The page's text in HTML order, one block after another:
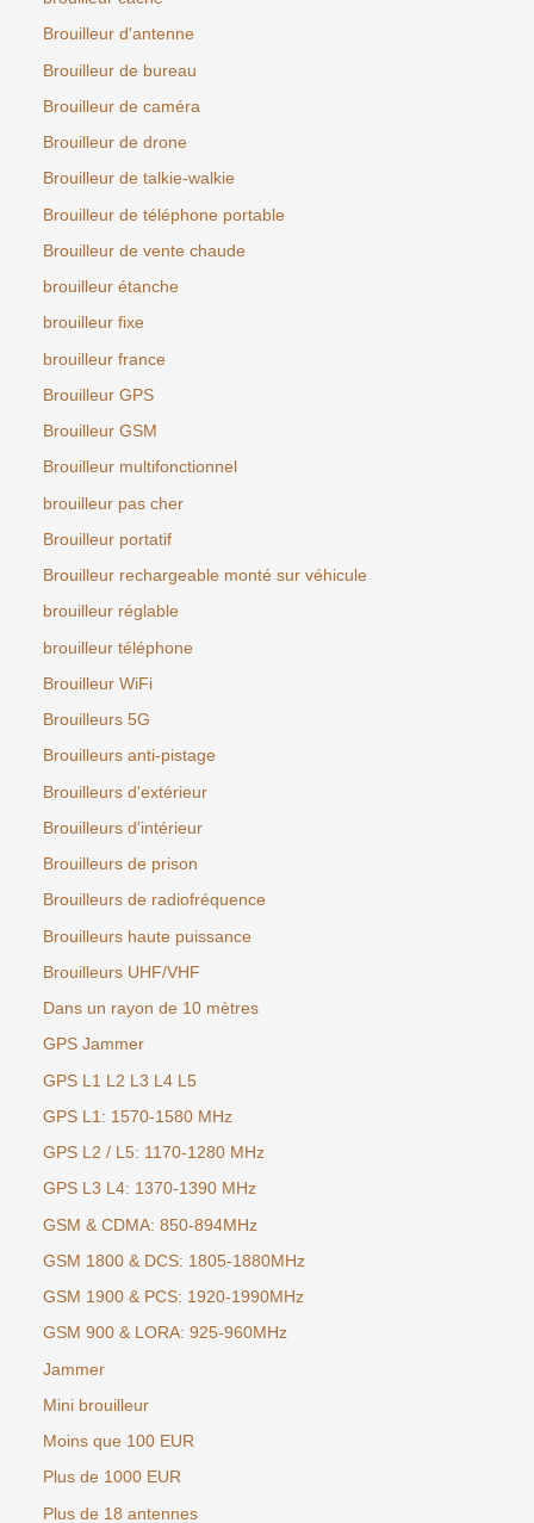
Brouilleur d'antenne
Brouilleur de bureau
Brouilleur de caméra
Brouilleur de drone
Brouilleur de talkie-walkie
Brouilleur de téléphone portable
Brouilleur de vente chaude
brouilleur étanche
brouilleur fixe
brouilleur france
Brouilleur GPS
Brouilleur GSM
Brouilleur multifonctionnel
brouilleur pas cher
Brouilleur portatif
Brouilleur rechargeable monté sur véhicule
brouilleur réglable
brouilleur téléphone
Brouilleur WiFi
Brouilleurs 5G
Brouilleurs anti-pistage
Brouilleurs d'extérieur
Brouilleurs d'intérieur
Brouilleurs de prison
Brouilleurs de radiofréquence
Brouilleurs haute puissance
Brouilleurs UHF/VHF
Dans un rayon de 10 mètres
GPS Jammer
GPS L1 L2 L3 L4 L5
GPS L1: 1570-1580 MHz
GPS L2 / L5: 1170-1280 MHz
GPS L3 L4: 1370-1390 MHz
GSM & CDMA: 850-894MHz
GSM 1800 & DCS: 1805-1880MHz
GSM 1900 & PCS: 1920-1990MHz
GSM 900 & LORA: 925-960MHz
Jammer
Mini brouilleur
Moins que 100 EUR
Plus de 1000 EUR
Plus de 18 antennes